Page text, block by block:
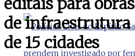
editais para
de infraestrutura
de 15 cidades